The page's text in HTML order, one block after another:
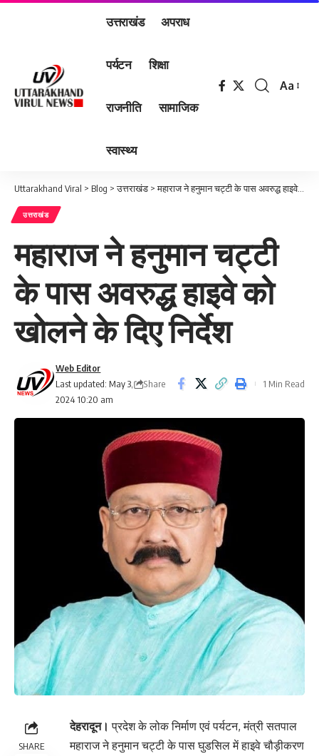
उत्तराखंड अपराध
पर्यटन शिक्षा
राजनीति सामाजिक
स्वास्थ्य
Font
Aa
Uttarakhand Viral > Blog >उत्तराखंड >महाराज ने हनुमान चट्टी के पास अवरुद्ध हाइवे को खोलने के दिए निर्देश
उत्तराखंड
महाराज ने हनुमान चट्टी
के पास अवरुद्ध हाइवे को
खोलने के दिए निर्देश
Last updated: May 3,
2024 10:20 am
Web Editor
Share
1 Min Read
SHARE
देहरादून। प्रदेश के लोक निर्माण एवं पर्यटन, मंत्री सतपाल
महाराज ने हनुमान चट्टी के पास घुडसिल में हाइवे चौड़ीकरण